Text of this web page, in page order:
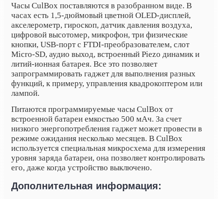
Часы CulBox поставляются в разобранном виде. В
часах есть 1,5-дюймовый цветной OLED-дисплей,
акселерометр, гироскоп, датчик давления воздуха,
цифровой высотомер, микрофон, три физические
кнопки, USB-порт с FTDI-преобразователем, слот
Micro-SD, аудио выход, встроенный Piezo динамик и
литий-ионная батарея. Все это позволяет
запрограммировать гаджет для выполнения разных
функций, к примеру, управления квадрокоптером или
лампой.
Питаются программируемые часы CulBox от
встроенной батареи емкостью 500 мАч. За счет
низкого энергопотребления гаджет может провести в
режиме ожидания несколько месяцев. В CulBox
используется специальная микросхема для измерения
уровня заряда батареи, она позволяет контролировать
его, даже когда устройство выключено.
Дополнительная информация: